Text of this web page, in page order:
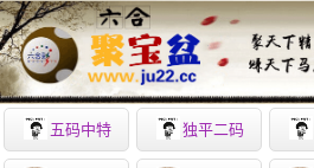
五码中特 独平二码